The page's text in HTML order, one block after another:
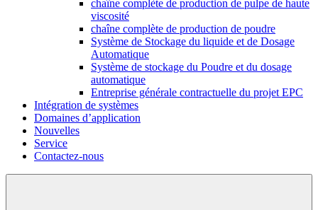
chaîne complète de production de pulpe de haute
viscosité
chaîne complète de production de poudre
Système de Stockage du liquide et de Dosage
Automatique
Système de stockage du Poudre et du dosage
automatique
Entreprise générale contractuelle du projet EPC
Intégration de systèmes
Domaines d’application
Nouvelles
Service
Contactez-nous